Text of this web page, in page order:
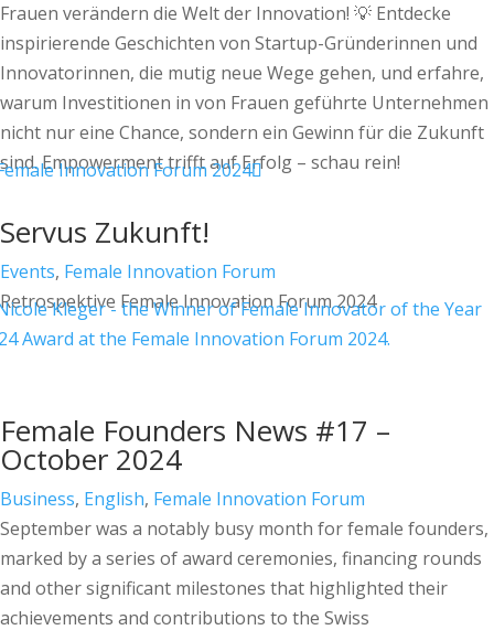
Frauen verändern die Welt der Innovation! 💡 Entdecke
inspirierende Geschichten von Startup-Gründerinnen und
Innovatorinnen, die mutig neue Wege gehen, und erfahre,
warum Investitionen in von Frauen geführte Unternehmen
nicht nur eine Chance, sondern ein Gewinn für die Zukunft
sind. Empowerment trifft auf Erfolg – schau rein!
Servus Zukunft!
Events, Female Innovation Forum
Retrospektive Female Innovation Forum 2024
Female Founders News #17 –
October 2024
Business, English, Female Innovation Forum
September was a notably busy month for female founders,
marked by a series of award ceremonies, financing rounds
and other significant milestones that highlighted their
achievements and contributions to the Swiss